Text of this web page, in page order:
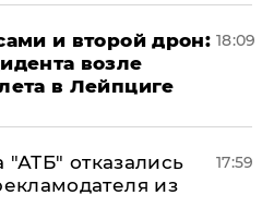
и второй дрон:
возле
в Лейпциге
18:09
"АТБ" отказались
из
17:59